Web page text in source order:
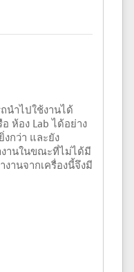
นำไปใช้งานได้
ห้อง Lab ได้อย่าง
งกว่า และยัง
งานในขณะที่ไม่ได้มี
านจากเครื่องนี้จึงมี